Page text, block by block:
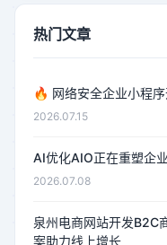
热门文章
🔥 网络安全企业小程
2026.07.15
AI优化AIO正在重塑企
2026.07.08
泉州电商网站开发B2C
案助力线上增长